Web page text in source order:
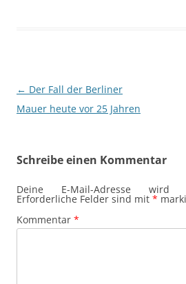
Beitragsnavigation
← Der Fall der Berliner
Mauer heute vor 25 Jahren
Schreibe einen Kommentar
Deine E-Mail-Adresse wird
Erforderliche Felder sind mit *
Kommentar *